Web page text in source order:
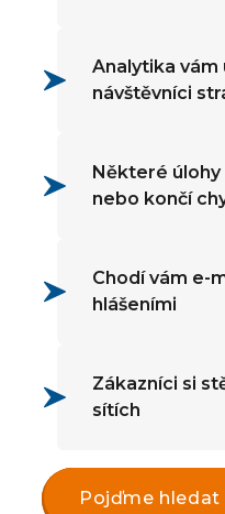
Analytika vám
návštěvníci
Některé
nebo končí
Chodí vám e-
hlášeními
Zákazníci si
sítích
Pojďme hledat